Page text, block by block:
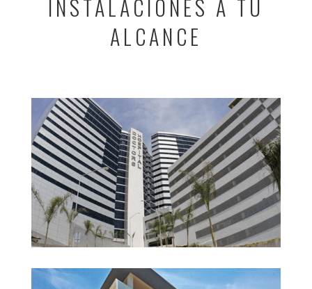
INSTALACIONES A TU
ALCANCE